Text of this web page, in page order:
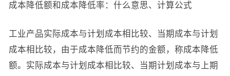
成本降低额和成本降低率：什么意思、计算公式
工业产品实际成本与计划成本相比较、当期成本与计划
成本相比较，由于成本降低而节约的金额，称成本降低
额。实际成本与计划成本相比较、当期计划成本与上期